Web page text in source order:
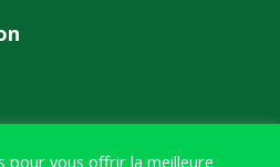
pour vous offrir la meilleure